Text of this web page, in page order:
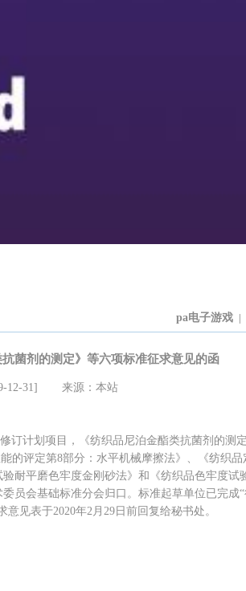
pa电子游戏
菌剂的测定》等六项标准征求意见的函
12-31] 来源：本站
订计划项目，《纺织品 尼泊金酯类抗菌剂的测定
的评定第8部分：水平机械摩擦法》、 《纺织品
验耐平磨色牢度金刚砂法》和《纺织品色牢度试
员会基础标准分会归口。标准起草单位已完成
意见表于2020年2月29 日前回复给秘书处。